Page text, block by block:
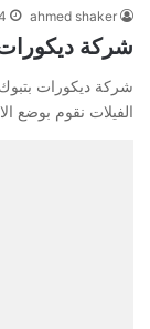
ahmed shaker
شركة
شركة ديكورات
الفيلات نقوم بوضع